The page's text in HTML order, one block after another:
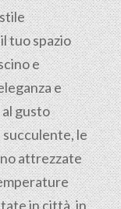
tuo spazio
e
e
gusto
le
attrezzate
in città, in